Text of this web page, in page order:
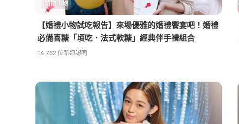
婚禮⼩物
【婚禮小物試吃報告】來場優雅的婚禮饗宴吧！婚禮
必備喜糖「頃吃．法式軟糖」經典伴手禮組合
14,762 位新娘認同